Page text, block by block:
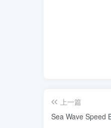
上一篇
Sea Wave Speed